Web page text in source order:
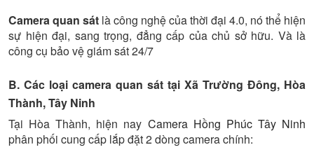
Camera quan sát là công nghệ của thời đại 4.0, nó thể hiện
sự hiện đại, sang trọng, đẳng cấp của chủ sở hữu. Và là
công cụ bảo vệ giám sát 24/7
B. Các loại camera quan sát tại Xã Trường Đông, Hòa
Thành, Tây Ninh
Tại Hòa Thành, hiện nay Camera Hồng Phúc Tây Ninh
phân phối cung cấp lắp đặt 2 dòng camera chính: